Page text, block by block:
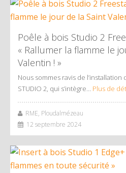
Poêle à bois Studio 2
« Rallumer la flamme le
Valentin ! »
Nous sommes ravis de
STUDIO 2, qui s’intègre… Plus de
RME, Ploudalmézeau
12 septembre 2024